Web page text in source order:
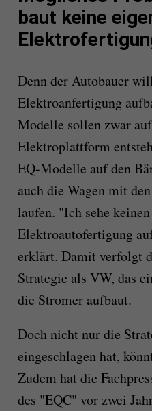
baut keine
Denn der Autobauer
Elektroanfertigung
Modelle sollen zwar
Elektroplattform
EQ-Modelle auf den
auch die Wagen mit
laufen. "Ich sehe
Elektroautofertigung
erklärt. Damit verfolgt
Strategie als VW, das
die Stromer aufbaut.
Doch nicht nur die
eingeschlagen hat,
Zudem hat die
des "EQC" vor zwei